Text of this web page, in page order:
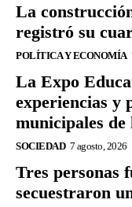
La
registró su
POLÍTICA Y ECONOMÍA
La Expo
experiencias y
municipales
SOCIEDAD 7 agosto, 2026
Tres personas
secuestraron